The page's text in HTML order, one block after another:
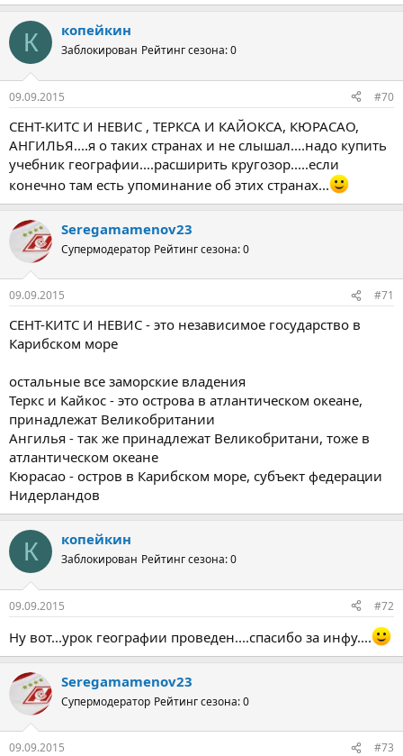
К копейкин
Заблокирован Рейтинг сезона: 0
09.09.2015 #70
СЕНТ-КИТС И НЕВИС , ТЕРКСА И КАЙОКСА, КЮРАСАО,
АНГИЛЬЯ....я о таких странах и не слышал....надо купить
учебник географии....расширить кругозор.....если
конечно там есть упоминание об этих странах...
Seregamamenov23
Супермодератор Рейтинг сезона: 0
09.09.2015 #71
СЕНТ-КИТС И НЕВИС - это независимое государство в
Карибском море
остальные все заморские владения
Теркс и Кайкос - это острова в атлантическом океане,
принадлежат Великобритании
Ангилья - так же принадлежат Великобритани, тоже в
атлантическом океане
Кюрасао - остров в Карибском море, субъект федерации
Нидерландов
К копейкин
Заблокирован Рейтинг сезона: 0
09.09.2015 #72
Ну вот...урок географии проведен....спасибо за инфу....
Seregamamenov23
Супермодератор Рейтинг сезона: 0
09.09.2015 #73